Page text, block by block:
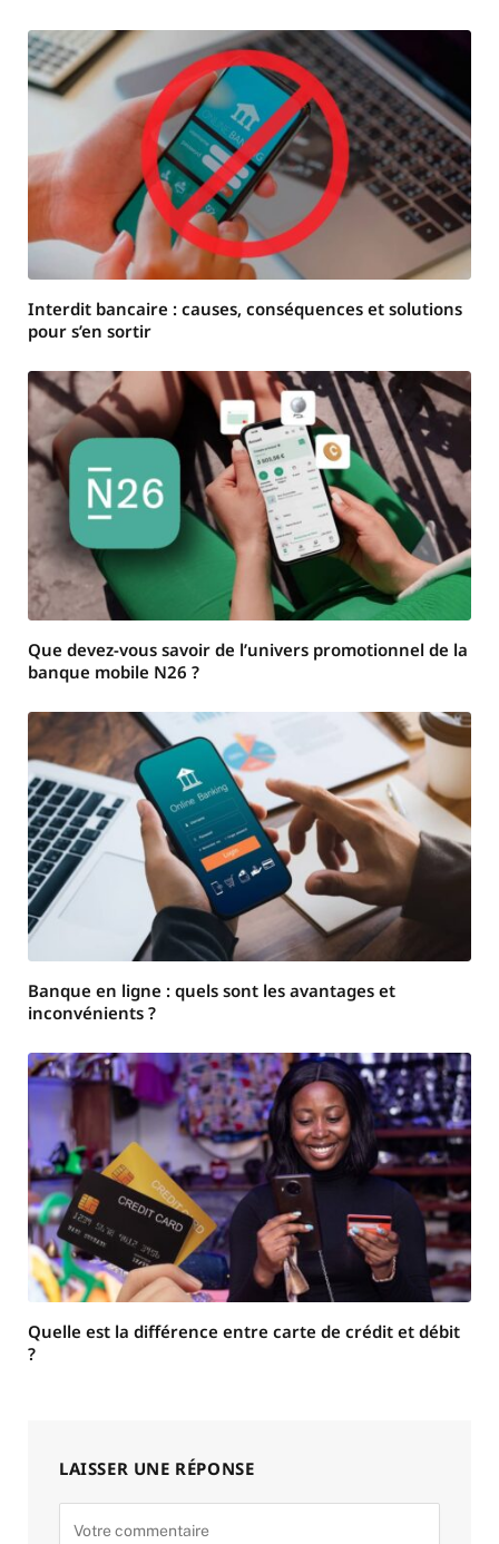
Interdit bancaire : causes, conséquences et solutions
pour s’en sortir
Que devez-vous savoir de l’univers promotionnel de la
banque mobile N26 ?
Banque en ligne : quels sont les avantages et
inconvénients ?
Quelle est la différence entre carte de crédit et débit
?
LAISSER UNE RÉPONSE